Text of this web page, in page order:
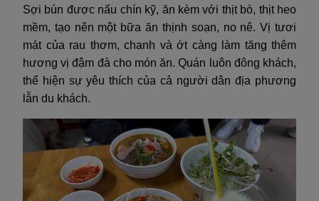
Sợi bún được nấu chín kỹ, ăn kèm với thịt bò, thịt heo
mềm, tạo nên một bữa ăn thịnh soạn, no nê. Vị tươi
mát của rau thơm, chanh và ớt càng làm tăng thêm
hương vị đậm đà cho món ăn. Quán luôn đông khách,
thể hiện sự yêu thích của cả người dân địa phương
lẫn du khách.